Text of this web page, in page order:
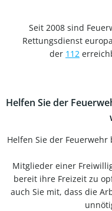
Seit 2008 sind
Rettungsdienst
der 112
Helfen Sie der
Helfen Sie der
Mitglieder einer
bereit ihre Freizeit zu
auch Sie mit, dass die